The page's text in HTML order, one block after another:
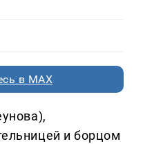
в MAX
и борцом